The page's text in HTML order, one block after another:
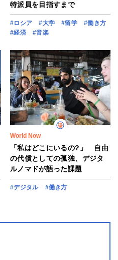
特派員を目指すまで
#ロシア #大学 #留学
#働き方
#経済
#音楽
World Now
「私はどこにいるの?」 自由
の代償としての孤独、デジタ
ルノマドが語った課題
#デジタル #働き方